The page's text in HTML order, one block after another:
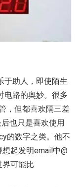
于助人，即使陌生
电路的奥妙。很多
，但都喜欢隔三差
也只是喜欢使用
的数字之类。他不
起发明email中@
界可能比